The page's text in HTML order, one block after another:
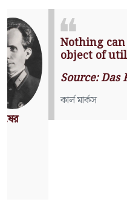
Nothing can have
being an object of
Source: Das Kapital
Chapter 1)